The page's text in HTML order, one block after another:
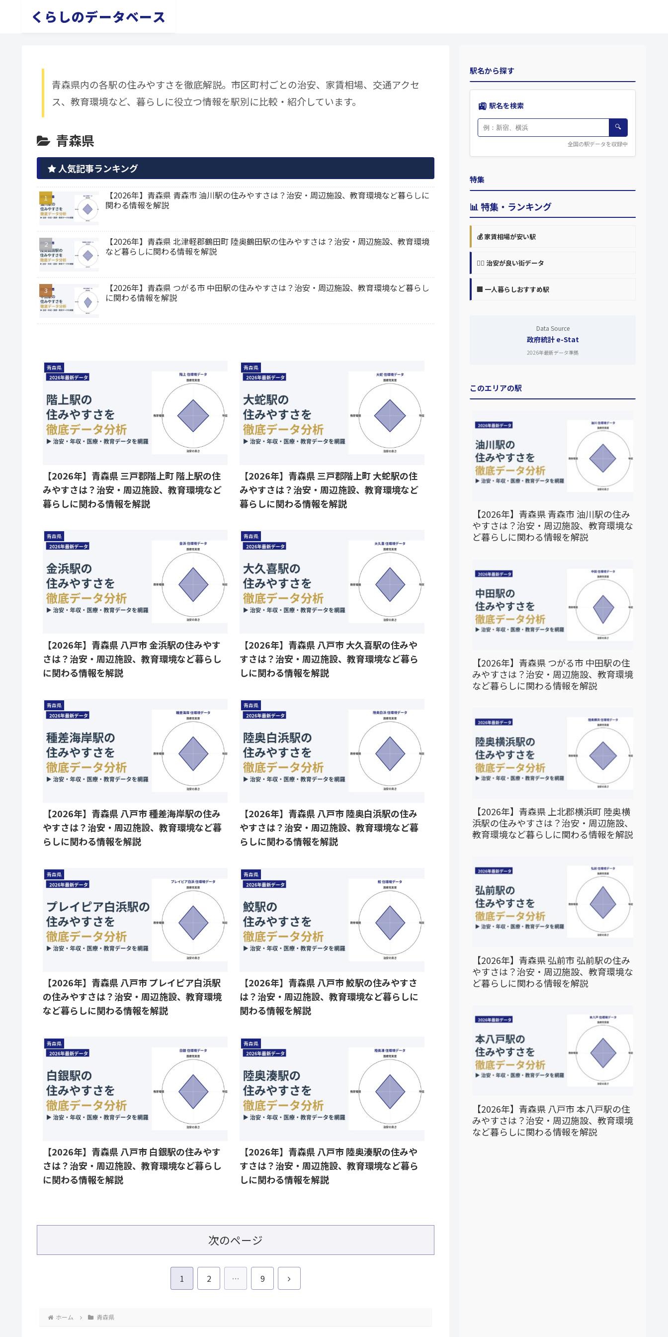
くらしのデータベース
青森県内の各駅の住みやすさを徹底解説。市区町村ごとの治安、家賃相場、交通アクセ
ス、教育環境など、暮らしに役立つ情報を駅別に比較・紹介しています。
青森県
人気記事ランキング
【2026年】青森県 青森市 油川駅の住みやすさは？治安・周辺施設、教育環境など暮らしに
関わる情報を解説
【2026年】青森県 北津軽郡鶴田町 陸奥鶴田駅の住みやすさは？治安・周辺施設、教育環境
など暮らしに関わる情報を解説
【2026年】青森県 つがる市 中田駅の住みやすさは？治安・周辺施設、教育環境など暮らし
に関わる情報を解説
青森県
【2026年】青森県 三戸郡階上町 階上駅の住
みやすさは？治安・周辺施設、教育環境など
暮らしに関わる情報を解説
青森県
【2026年】青森県 三戸郡階上町 大蛇駅の住
みやすさは？治安・周辺施設、教育環境など
暮らしに関わる情報を解説
青森県
【2026年】青森県 八戸市 金浜駅の住みやす
さは？治安・周辺施設、教育環境など暮らし
に関わる情報を解説
青森県
【2026年】青森県 八戸市 大久喜駅の住みや
すさは？治安・周辺施設、教育環境など暮ら
しに関わる情報を解説
青森県
【2026年】青森県 八戸市 種差海岸駅の住み
やすさは？治安・周辺施設、教育環境など暮
らしに関わる情報を解説
青森県
【2026年】青森県 八戸市 陸奥白浜駅の住み
やすさは？治安・周辺施設、教育環境など暮
らしに関わる情報を解説
青森県
【2026年】青森県 八戸市 プレイピア白浜駅
の住みやすさは？治安・周辺施設、教育環境
など暮らしに関わる情報を解説
青森県
【2026年】青森県 八戸市 鮫駅の住みやすさ
は？治安・周辺施設、教育環境など暮らしに
関わる情報を解説
青森県
【2026年】青森県 八戸市 白銀駅の住みやす
さは？治安・周辺施設、教育環境など暮らし
に関わる情報を解説
青森県
【2026年】青森県 八戸市 陸奥湊駅の住みや
すさは？治安・周辺施設、教育環境など暮ら
しに関わる情報を解説
次のページ
1 2 … 9
次
ホーム 青森県
駅名から探す
🚉 駅名を検索
🔍
全国の駅データを収録中
特集
📊 特集・ランキング
💰 家賃相場が安い駅
👮‍♀️ 治安が良い街データ
🏢 一人暮らしおすすめ駅
Data Source
政府統計 e-Stat
2026年最新データ準拠
このエリアの駅
【2026年】青森県 青森市 油川駅の住み
やすさは？治安・周辺施設、教育環境な
ど暮らしに関わる情報を解説
【2026年】青森県 つがる市 中田駅の住
みやすさは？治安・周辺施設、教育環境
など暮らしに関わる情報を解説
【2026年】青森県 上北郡横浜町 陸奥横
浜駅の住みやすさは？治安・周辺施設、
教育環境など暮らしに関わる情報を解説
【2026年】青森県 弘前市 弘前駅の住み
やすさは？治安・周辺施設、教育環境な
ど暮らしに関わる情報を解説
【2026年】青森県 八戸市 本八戸駅の住
みやすさは？治安・周辺施設、教育環境
など暮らしに関わる情報を解説